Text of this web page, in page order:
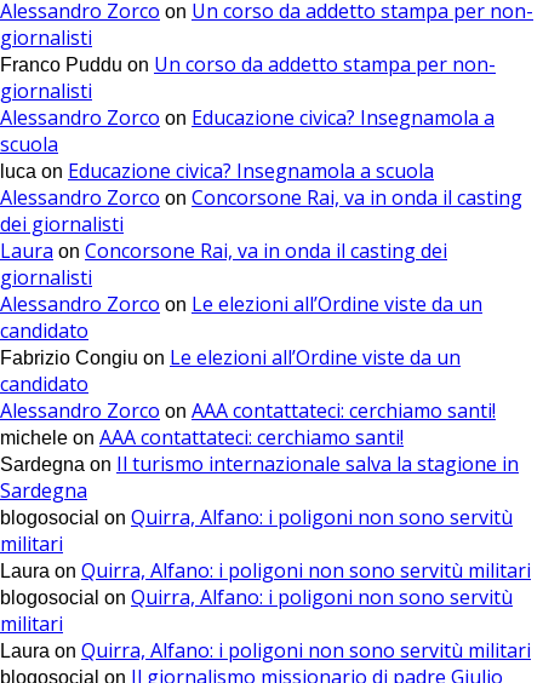
Alessandro Zorco on Un corso da addetto stampa per non-
giornalisti
Franco Puddu on Un corso da addetto stampa per non-
giornalisti
Alessandro Zorco on Educazione civica? Insegnamola a
scuola
luca on Educazione civica? Insegnamola a scuola
Alessandro Zorco on Concorsone Rai, va in onda il casting
dei giornalisti
Laura on Concorsone Rai, va in onda il casting dei
giornalisti
Alessandro Zorco on Le elezioni all’Ordine viste da un
candidato
Fabrizio Congiu on Le elezioni all’Ordine viste da un
candidato
Alessandro Zorco on AAA contattateci: cerchiamo santi!
michele on AAA contattateci: cerchiamo santi!
Sardegna on Il turismo internazionale salva la stagione in
Sardegna
blogosocial on Quirra, Alfano: i poligoni non sono servitù
militari
Laura on Quirra, Alfano: i poligoni non sono servitù militari
blogosocial on Quirra, Alfano: i poligoni non sono servitù
militari
Laura on Quirra, Alfano: i poligoni non sono servitù militari
blogosocial on Il giornalismo missionario di padre Giulio